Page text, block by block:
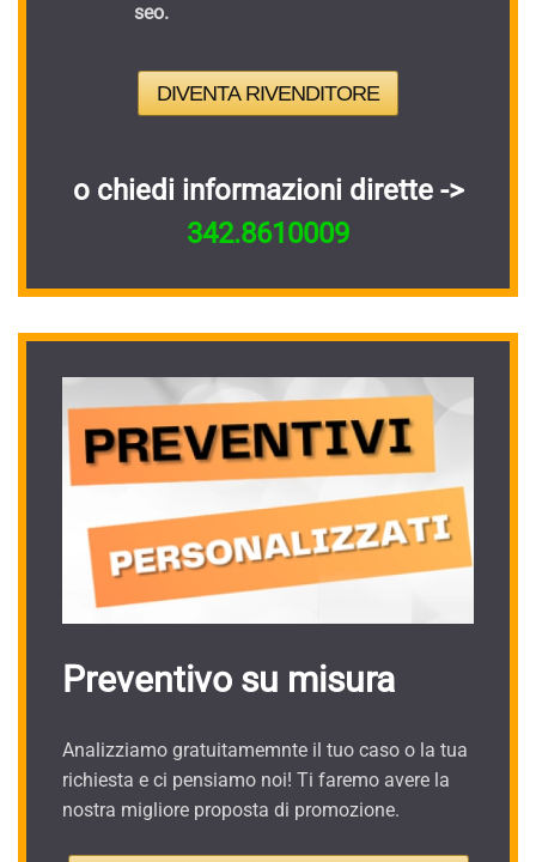
seo.
DIVENTA RIVENDITORE
o chiedi informazioni dirette ->
342.8610009
Preventivo su misura
Analizziamo gratuitamemnte il tuo caso o la tua
richiesta e ci pensiamo noi! Ti faremo avere la
nostra migliore proposta di promozione.